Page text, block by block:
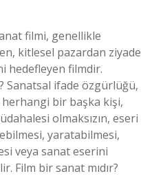
filmi, genellikle
kitlesel pazardan ziyade
hedefleyen filmdir.
Sanatsal ifade özgürlüğü,
herhangi bir başka kişi,
olmaksızın, eseri
yaratabilmesi,
veya sanat eserini
Film bir sanat mıdır?